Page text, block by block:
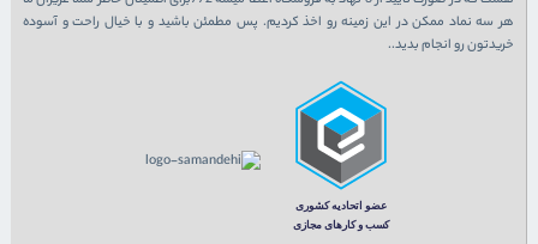
هر سه نماد ممکن در این زمینه رو اخذ کردیم. پس مطمئن باشید و با خیال راحت و آسوده
خریدتون رو انجام بدید..